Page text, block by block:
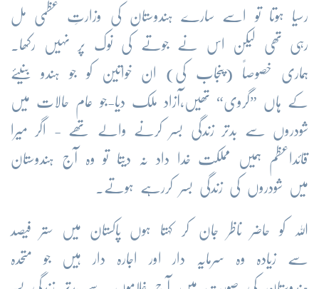
رسیا ہوتا تو اسے سارے ہندوستان کی وزارتِ عظمی مل
رہی تھی لیکن اس نے جوتے کی نوک پر نہیں رکھا۔
ہماری خصوصاً (پنجاب کی) ان خواتین کو جو ہندو بنیئے
کے ہاں ”گروی“ تھیں،آزاد ملک دیا-جو عام حالات میں
شودروں سے بدتر زندگی بسر کرنے والے تھے - اگر میرا
قائداعظم ہمیں مملکت خدا داد نہ دیتا تو وہ آج ہندوستان
میں شودروں کی زندگی بسر کررہے ہوتے۔
اللہ کو حاضر ناظر جان کر کہتا ہوں پاکستان میں ستر فیصد
سے زیادہ وہ سرمایہ دار اور اجارہ دار ہیں جو متحدہ